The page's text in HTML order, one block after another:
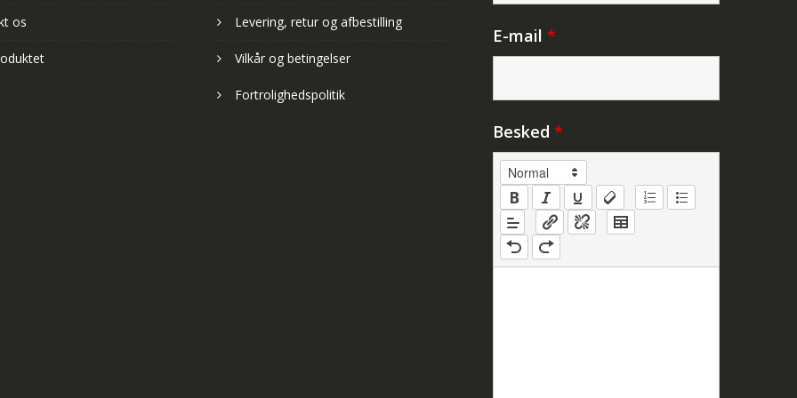
os Levering, retur og afbestilling
Vilkår og betingelser
Fortrolighedspolitik
E-mail *
Besked *